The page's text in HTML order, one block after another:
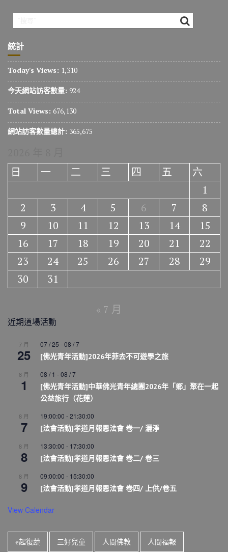
統計
Today's Views: 1,310
今天網站訪客數量: 924
Total Views: 676,130
網站訪客數量總計: 365,675
日
一 二 三 四 五
六
1
2
3 4 5 6 7
8
9
10 11 12 13 14
15
16
17 18 19 20 21
22
23
24 25 26 27 28
29
30
31
« 7 月
近期道場活動
7 月
25
07 / 25 -08 / 7
[佛光青年活動]2026年菲去不可遊學之旅
8 月
1
08 / 1 -08 / 7
[佛光青年活動]中華佛光青年總團2026年「鄉」聚在一起
公益旅行（花蓮）
8 月
7
19:00:00 -21:30:00
[法會活動]孝道月報恩法會 卷一/ 灑淨
8 月
8
13:30:00 - 17:30:00
[法會活動]孝道月報恩法會 卷二/ 卷三
8 月
9
09:00:00 - 15:30:00
[法會活動]孝道月報恩法會 卷四/ 上供/卷五
View Calendar
e起復蔬 三好兒童 人間佛教 人間福報